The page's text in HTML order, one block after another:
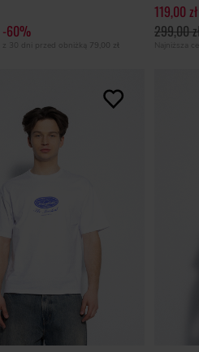
-60%
z 30 dni przed obniżką 79,00 zł
119,00 zł
299,00
Najniższa